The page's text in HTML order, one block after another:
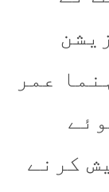
عمر
کرنے